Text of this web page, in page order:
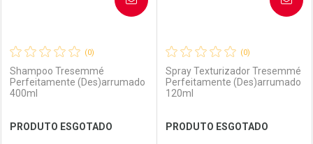
Ver Desconto Convênio Ver Desconto Convênio
(0)
Shampoo Tresemmé
Perfeitamente (Des)arrumado
400ml
PRODUTO ESGOTADO
(0)
Spray Texturizador Tresemmé
Perfeitamente (Des)arrumado
120ml
PRODUTO ESGOTADO